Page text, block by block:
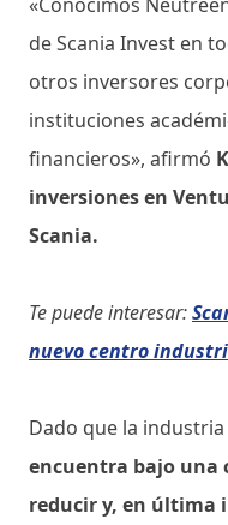
de Scania Invest en
otros inversores
instituciones
financieros», afirmó
inversiones en
Scania.
Te puede interesar:
nuevo centro
Dado que la
encuentra bajo una
reducir y, en última